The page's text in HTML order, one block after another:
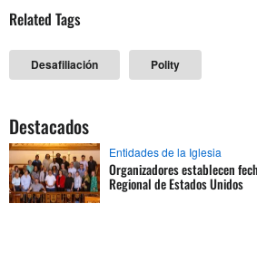
Related Tags
Desafiliación Polity
Destacados
Entidades de la Iglesia
Organizadores establecen
Regional de Estados Unidos